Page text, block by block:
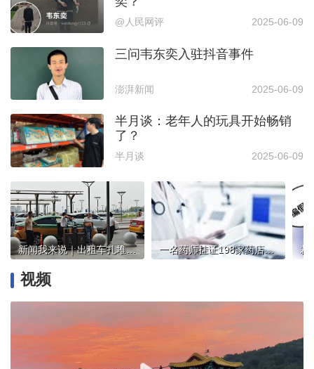
@人民网评 2025-06-09
三问韦东奕入驻抖音事件
澎湃新闻 2025-06-09
半月谈：老年人的玩具开始畅销
了？
半月谈 2025-06-09
新闻我来说｜出租车扎堆朝阳站宰客！维护市场秩序不能慢半拍 一名药师挂证198家药店？守护用药安全须臾不可放松
视频